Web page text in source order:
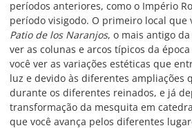
períodos anteriores, como o Império
período visigodo. O primeiro local que
Patio de los Naranjos, o mais antigo
ver as colunas e arcos típicos da
você ver as variações estéticas que
luz e devido às diferentes ampliações
durante os diferentes reinados, e já
transformação da mesquita em
que você avança pelos diferentes